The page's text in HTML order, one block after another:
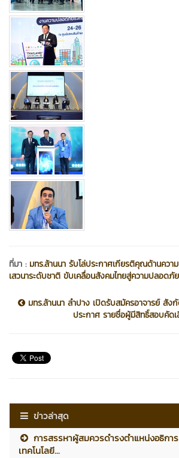
ที่มา : มทร.ล้านนา รับโล่ประกาศเกียรติคุณด้านคว
เสวนาระดับชาติ ขับเคลื่อนสังคมไทยสู่ความปลอดภั
มทร.ล้านนา ลำปาง เปิดรับสมัครอาจารย์ สังกั
ประกาศ รายชื่อผู้มีสิทธิ์สอบคัดเ
ข่าวล่าสุด
การสรรหาผู้สมควรดำรงตำแหน่งอธิกา
เทคโนโลยี...